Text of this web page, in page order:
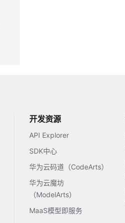
开发资源
API Explorer
SDK中心
华为云码道（CodeArts）
华为云魔坊
（ModelArts）
MaaS模型即服务